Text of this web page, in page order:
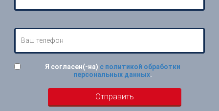
Я согласен(-на) с политикой обработки
персональных данных.